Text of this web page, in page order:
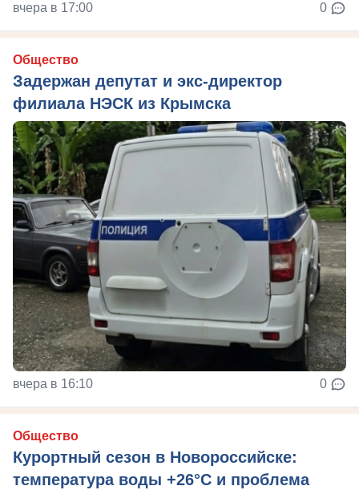
вчера в 17:00 0
Общество
Задержан депутат и экс-директор
филиала НЭСК из Крымска
вчера в 16:10 0
Общество
Курортный сезон в Новороссийске:
температура воды +26°C и проблема